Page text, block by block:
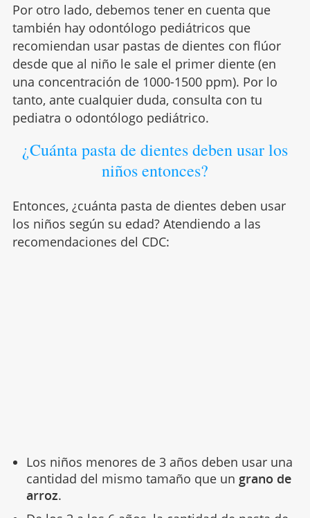
Por otro lado, debemos tener en cuenta que
también hay odontólogo pediátricos que
recomiendan usar pastas de dientes con flúor
desde que al niño le sale el primer diente (en
una concentración de 1000-1500 ppm). Por lo
tanto, ante cualquier duda, consulta con tu
pediatra o odontólogo pediátrico.
¿Cuánta pasta de dientes deben usar los
niños entonces?
Entonces, ¿cuánta pasta de dientes deben usar
los niños según su edad? Atendiendo a las
recomendaciones del CDC:
Los niños menores de 3 años deben usar una
cantidad del mismo tamaño que un grano de
arroz.